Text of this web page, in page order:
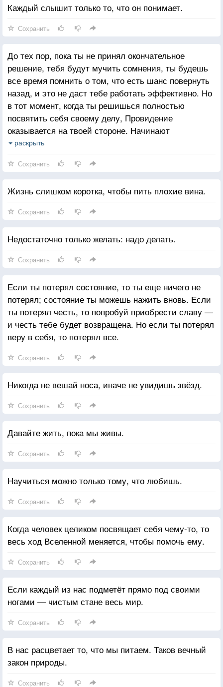
Каждый слышит только то, что он понимает.
Сохранить
До тех пор, пока ты не принял окончательное
решение, тебя будут мучить сомнения, ты будешь
все время помнить о том, что есть шанс повернуть
назад, и это не даст тебе работать эффективно. Но
в тот момент, когда ты решишься полностью
посвятить себя своему делу, Провидение
оказывается на твоей стороне. Начинают
происходить такие вещи, которые не могли бы
ни был способен, о чем бы ты ни мечтал, начни
осуществлять это. Смелость придает человеку силу
и даже магическую власть. Решайся!
раскрыть
Сохранить
Жизнь слишком коротка, чтобы пить плохие вина.
Сохранить
Недостаточно только желать: надо делать.
Сохранить
Если ты потерял состояние, то ты еще ничего не
потерял; состояние ты можешь нажить вновь. Если
ты потерял честь, то попробуй приобрести славу —
и честь тебе будет возвращена. Но если ты потерял
веру в себя, то потерял все.
Сохранить
Никогда не вешай носа, иначе не увидишь звёзд.
Сохранить
Давайте жить, пока мы живы.
Сохранить
Научиться можно только тому, что любишь.
Сохранить
Когда человек целиком посвящает себя чему-то, то
весь ход Вселенной меняется, чтобы помочь ему.
Сохранить
Если каждый из нас подметёт прямо под своими
ногами — чистым стане весь мир.
Сохранить
В нас расцветает то, что мы питаем. Таков вечный
закон природы.
Сохранить